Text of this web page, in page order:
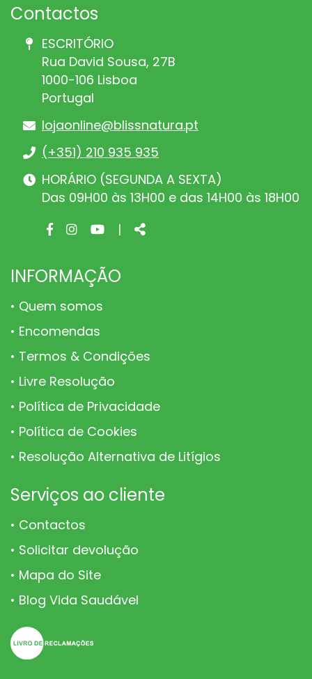
Contactos
ESCRITÓRIO
Rua David Sousa, 27B
1000-106 Lisboa
Portugal
lojaonline@blissnatura.pt
(+351) 210 935 935
HORÁRIO (SEGUNDA A SEXTA)
Das 09H00 às 13H00 e das 14H00 às 18H00
Facebook
Instagram
Youtube
| Share
INFORMAÇÃO
Quem somos
Encomendas
Termos & Condições
Livre Resolução
Política de Privacidade
Política de Cookies
Resolução Alternativa de Litígios
Serviços ao cliente
Contactos
Solicitar devolução
Mapa do Site
Blog Vida Saudável